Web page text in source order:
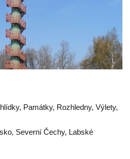
Památky, Rozhledny, Výlety,
, Severní Čechy, Labské